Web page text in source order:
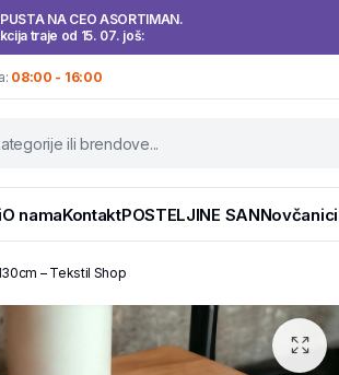
NA CEO ASORTIMAN.
traje od 15. 07. još:
08:00 - 16:00
O namaKontaktPOSTELJINE SANNovčanici
– Tekstil Shop